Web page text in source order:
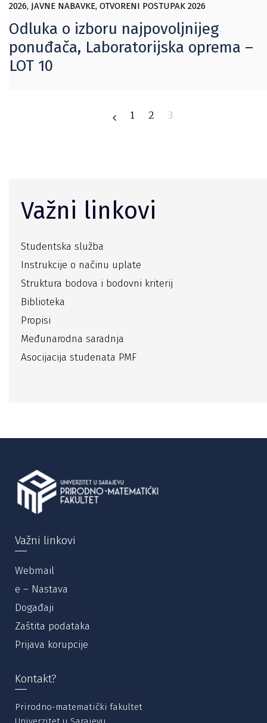
2026, JAVNE NABAVKE, OTVORENI POSTUPAK 2026
Odluka o izboru najpovoljnijeg
ponuđača, Laboratorijska oprema –
LOT 10
1 2 3
Važni linkovi
Studentska služba
Instrukcije o načinu uplate
Struktura bodova i bodovni kriterij
Biblioteka
Propisi
Međunarodna saradnja
Asocijacija studenata PMF
Važni linkovi
Webmail
e – Nastava
Događaji
Zaštita podataka
Prijava korupcije
Kontakt?
Prirodno-matematički fakultet